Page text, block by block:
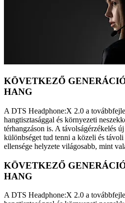
KÖVETKEZŐ
HANG
A DTS Headphone:X 2.0 a
hangtisztasággal és környezeti
térhangzáson is. A távolságérzékelés
különbséget tud tenni a közeli és
ellensége helyzete világosabb, mint
KÖVETKEZŐ
HANG
A DTS Headphone:X 2.0 a